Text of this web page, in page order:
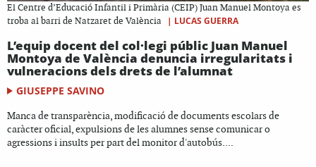
El Centre d’Educació Infantil i Primària (CEIP) Juan Manuel Montoya es
troba al barri de Natzaret de València
| LUCAS GUERRA
L’equip docent del col·legi públic Juan Manuel
Montoya de València denuncia irregularitats i
vulneracions dels drets de l’alumnat
GIUSEPPE SAVINO
Manca de transparència, modificació de documents escolars de
caràcter oficial, expulsions de les alumnes sense comunicar o
agressions i insults per part del monitor d'autobús....